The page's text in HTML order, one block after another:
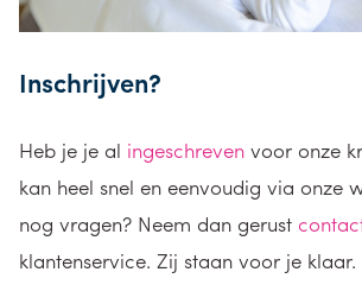
Inschrijven?
Heb je je al ingeschreven voor onze
kan heel snel en eenvoudig via onze
nog vragen? Neem dan gerust
klantenservice. Zij staan voor je klaar.